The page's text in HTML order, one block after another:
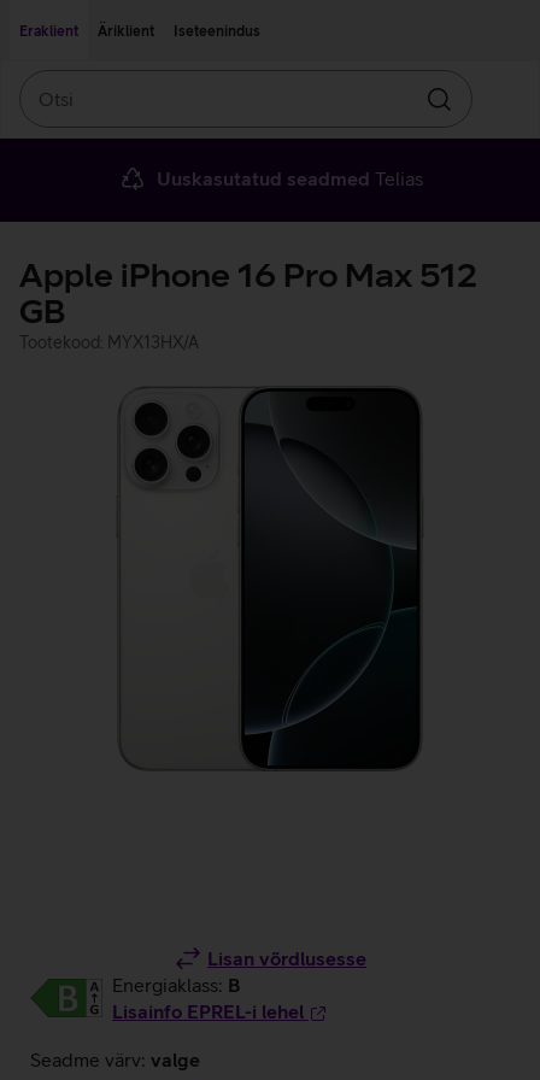
Eraklient
Äriklient Iseteenindus
Otsin
Uuskasutatud seadmed Telias
Apple iPhone 16 Pro Max 512
GB
Tootekood: MYX13HX/A
Lisan võrdlusesse
Energiaklass: B
Lisainfo EPREL-i lehel
Seadme värv: valge